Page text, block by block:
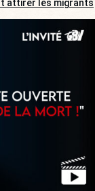
attirer les migrants